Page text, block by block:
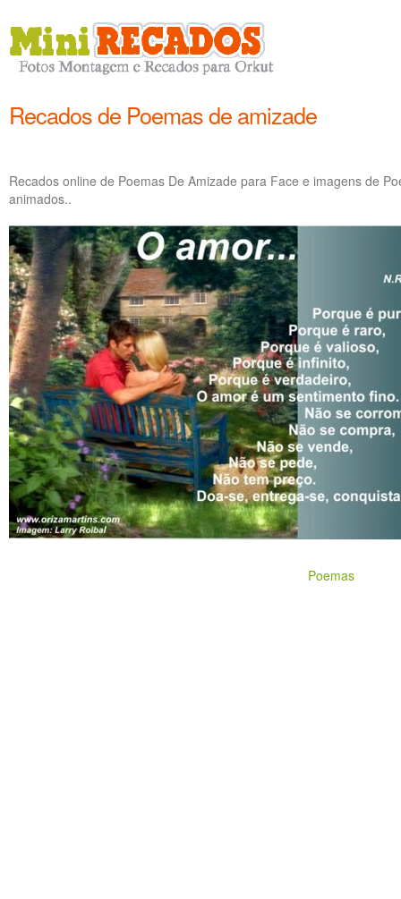
Recados de Poemas de amizade
Recados online de Poemas De Amizade para Face e imagens de
animados..
Poemas